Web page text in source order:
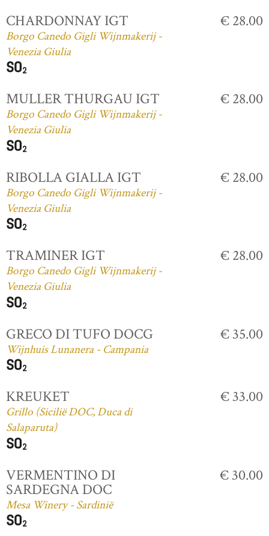
CHARDONNAY IGT
Borgo Canedo Gigli Wijnmakerij -
Venezia Giulia
€ 28.00
MULLER THURGAU IGT
Borgo Canedo Gigli Wijnmakerij -
Venezia Giulia
€ 28.00
RIBOLLA GIALLA IGT
Borgo Canedo Gigli Wijnmakerij -
Venezia Giulia
€ 28.00
TRAMINER IGT
Borgo Canedo Gigli Wijnmakerij -
Venezia Giulia
€ 28.00
GRECO DI TUFO DOCG
Wijnhuis Lunanera - Campania
€ 35.00
KREUKET
Grillo (Sicilië DOC, Duca di
Salaparuta)
€ 33.00
VERMENTINO DI
SARDEGNA DOC
Mesa Winery - Sardinië
€ 30.00